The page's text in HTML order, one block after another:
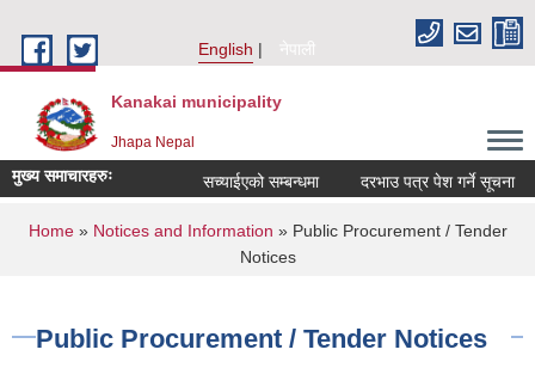
English
नेपाली
Kanakai municipality
Jhapa Nepal
मुख्य समाचारहरुः सच्याईएको सम्बन्धमा दरभाउ पत्र पेश गर्ने सूचना
You are here
Home» Notices and Information » Public Procurement / Tender
Notices
Public Procurement / Tender Notices